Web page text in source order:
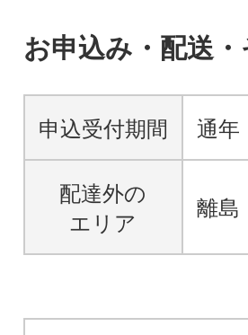
お申込み・配送
申込受付期間 通年
配達外の
エリア
離島